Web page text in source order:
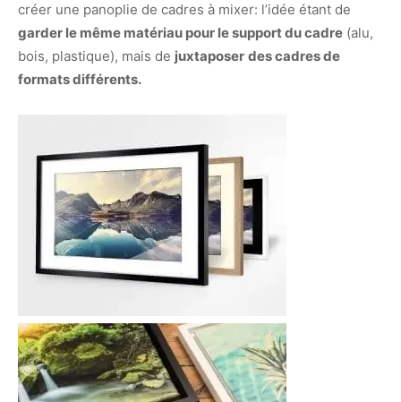
créer une panoplie de cadres à mixer: l’idée étant de
garder le même matériau pour le support du cadre (alu,
bois, plastique), mais de juxtaposer des cadres de
formats différents.